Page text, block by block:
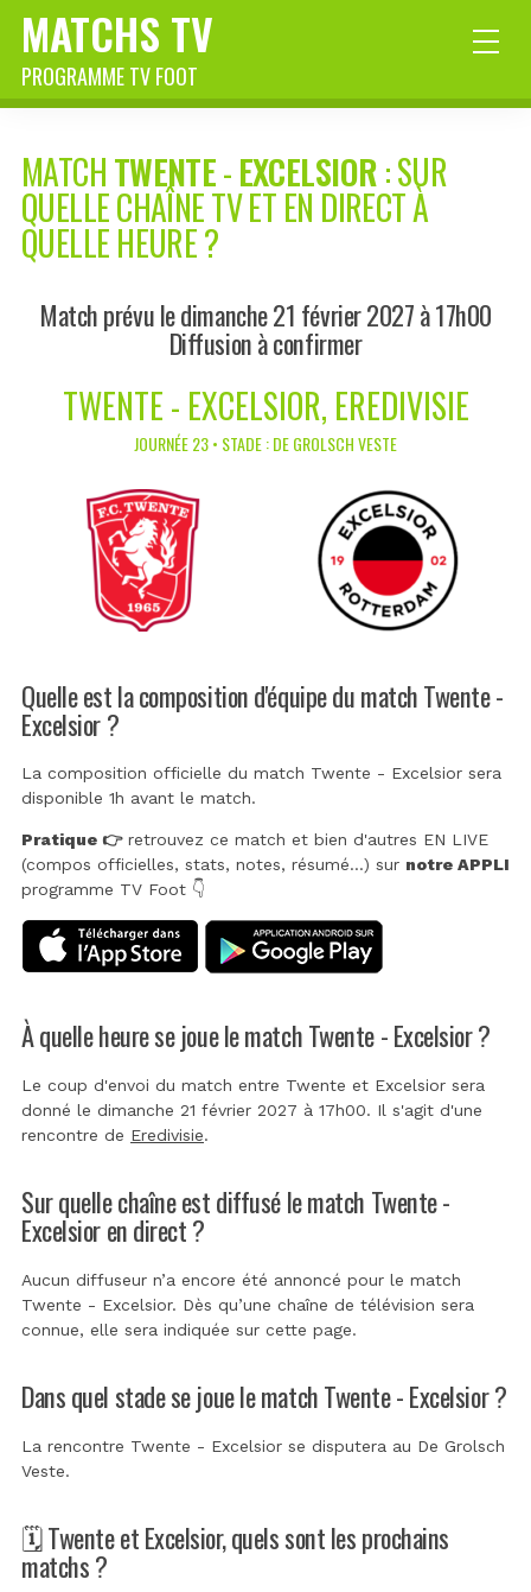
MATCHS TV
PROGRAMME TV FOOT
MATCHTWENTE-EXCELSIOR: SUR
QUELLE CHAÎNE TV ET EN DIRECT À
QUELLE HEURE ?
Match prévu le dimanche 21 février 2027 à 17h00
Diffusion à confirmer
TWENTE - EXCELSIOR, EREDIVISIE
JOURNÉE 23 • STADE : DE GROLSCH VESTE
Quelle est la composition d'équipe du match Twente -
Excelsior ?
La composition officielle du match Twente - Excelsior sera
disponible 1h avant le match.
Pratique 👉retrouvez ce match et bien d'autres EN LIVE
(compos officielles, stats, notes, résumé...) sur notre APPLI
programme TV Foot 👇
À quelle heure se joue le match Twente - Excelsior ?
Le coup d'envoi du match entre Twente et Excelsior sera
donné le dimanche 21 février 2027 à 17h00. Il s'agit d'une
rencontre de Eredivisie.
Sur quelle chaîne est diffusé le match Twente -
Excelsior en direct ?
Aucun diffuseur n’a encore été annoncé pour le match
Twente - Excelsior. Dès qu’une chaîne de télévision sera
connue, elle sera indiquée sur cette page.
Dans quel stade se joue le match Twente - Excelsior ?
La rencontre Twente - Excelsior se disputera au De Grolsch
Veste.
🗓️ Twente et Excelsior, quels sont les prochains
matchs ?